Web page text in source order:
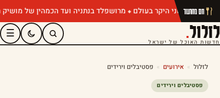
מרושפלד בנתניה ועד הכמהין של מושיק רוט: חם מהתנור
לזלול.
חדשות האוכל של ישראל
☰
לזלול » אירועים » פסטיבלים וירידים
פסטיבלים וירידים